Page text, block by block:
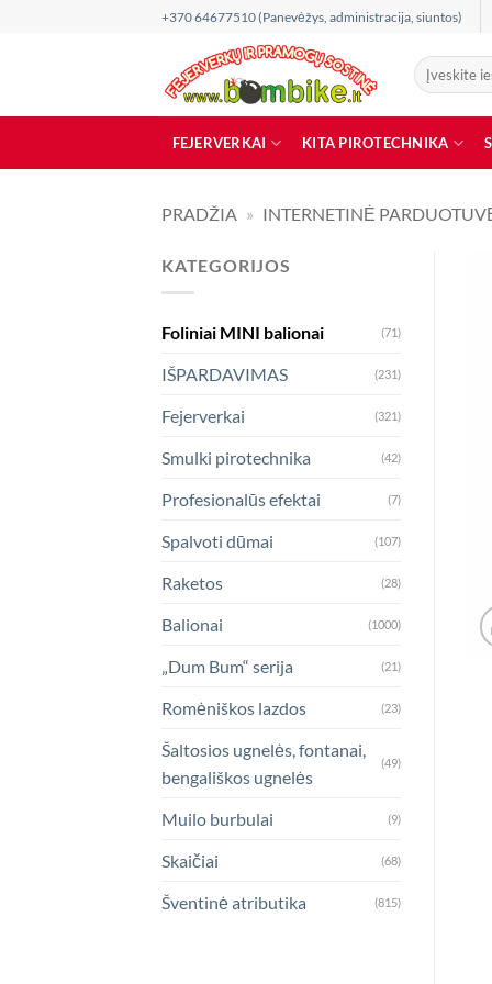
+370 64677510 (Panevėžys, administracija, siuntos)
Ieškoti:
FEJERVERKAI KITA PIROTECHNIKA
PRADŽIA » INTERNETINĖ
KATEGORIJOS
Foliniai MINI balionai (71)
IŠPARDAVIMAS (231)
Fejerverkai (321)
Smulki pirotechnika (42)
Profesionalūs efektai (7)
Spalvoti dūmai (107)
Raketos (28)
Balionai (1000)
„Dum Bum“ serija (21)
Romėniškos lazdos (23)
Šaltosios ugnelės, fontanai,
bengališkos ugnelės
(49)
Muilo burbulai (9)
Skaičiai (68)
Šventinė atributika (815)